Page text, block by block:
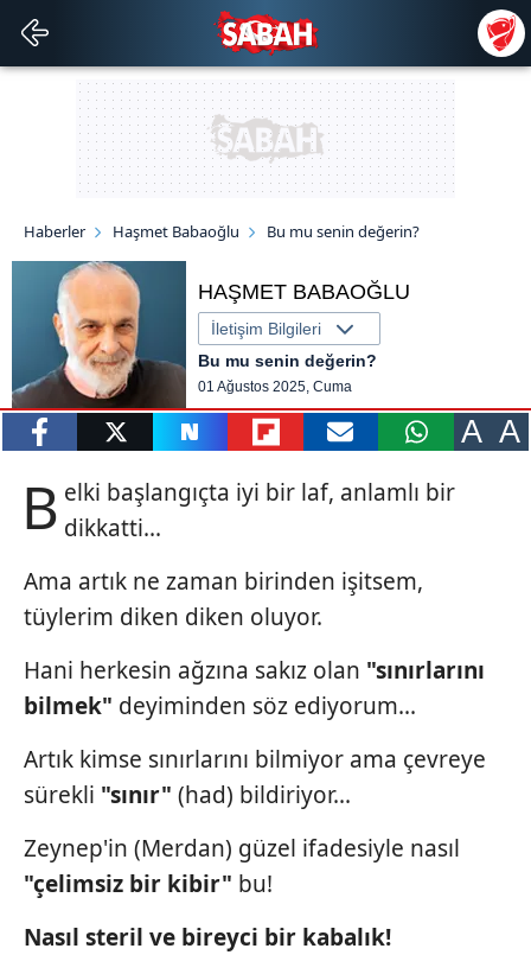
Haberler Haşmet Babaoğlu Bu mu senin değerin?
HAŞMET BABAOĞLU
İletişim Bilgileri
Bu mu senin değerin?
01 Ağustos 2025, Cuma
gönder
A A
B elki başlangıçta iyi bir laf, anlamlı bir
dikkatti...
Ama artık ne zaman birinden işitsem,
tüylerim diken diken oluyor.
Hani herkesin ağzına sakız olan "sınırlarını
bilmek" deyiminden söz ediyorum...
Artık kimse sınırlarını bilmiyor ama çevreye
sürekli "sınır" (had) bildiriyor...
Zeynep'in (Merdan) güzel ifadesiyle nasıl
"çelimsiz bir kibir" bu!
Nasıl steril ve bireyci bir kabalık!